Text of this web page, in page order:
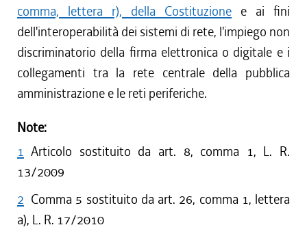
comma, lettera r), della Costituzione e ai fini
dell'interoperabilità dei sistemi di rete, l'impiego non
discriminatorio della firma elettronica o digitale e i
collegamenti tra la rete centrale della pubblica
amministrazione e le reti periferiche.
Note:
1 Articolo sostituito da art. 8, comma 1, L. R.
13/2009
2 Comma 5 sostituito da art. 26, comma 1, lettera
a), L. R. 17/2010